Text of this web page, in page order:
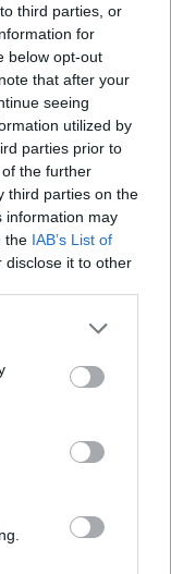
third parties, or
for
below opt-out
that after your
seeing
utilized by
parties prior to
the further
third parties on the
information may
the IAB’s List of
disclose it to other
or more Google
You may click to
party tags to
in below Google
dei capitali